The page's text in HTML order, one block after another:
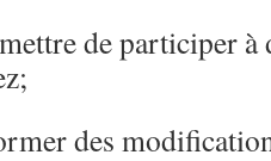
de participer à
des